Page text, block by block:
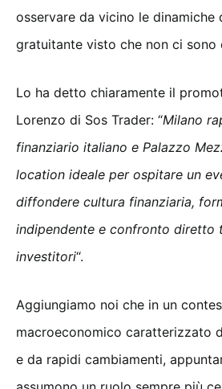
osservare da vicino le dinamiche
gratuitante visto che non ci sono
Lo ha detto chiaramente il
Lorenzo di Sos Trader: “Milano
finanziario italiano e Palazzo
location ideale per ospitare un
diffondere cultura finanziaria,
indipendente e confronto diretto
investitori“.
Aggiungiamo noi che in un
macroeconomico caratterizzato
e da rapidi cambiamenti,